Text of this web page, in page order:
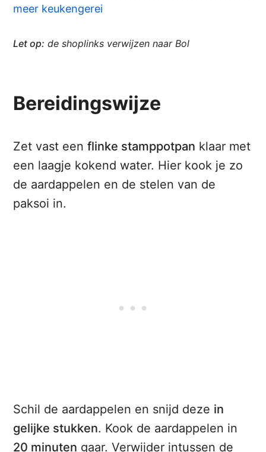
meer keukengerei
Let op: de shoplinks verwijzen naar Bol
Bereidingswijze
Zet vast eenflinke stamppotpan klaar met
een laagje kokend water. Hier kook je zo
de aardappelen en de stelen van de
paksoi in.
Schil de aardappelen en snijd deze in
gelijke stukken. Kook de aardappelen in
20 minuten gaar. Verwijder intussen de